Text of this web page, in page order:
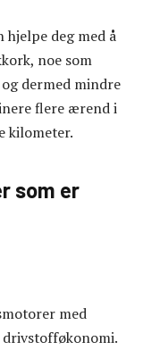
deg med å
noe som
dermed mindre
flere ærend i
kilometer.
som er
med